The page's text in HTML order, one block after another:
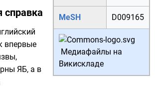
MeSH D009165
Медиафайлы на
Викискладе
справка
впервые
ЯБ, а в